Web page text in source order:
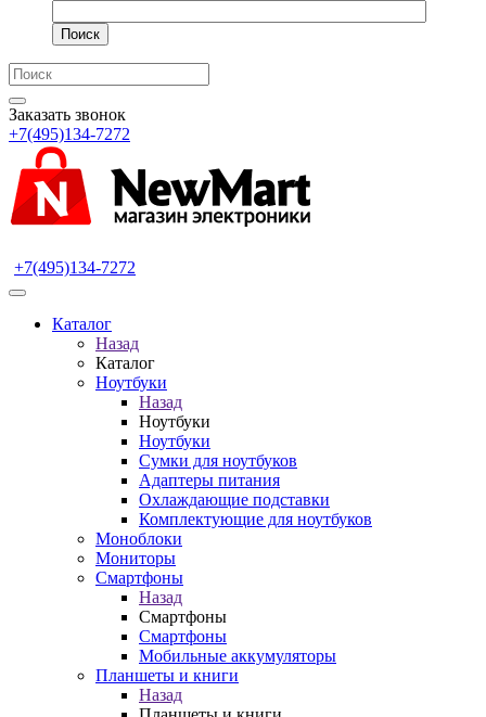
Поиск
Заказать звонок
+7(495)134-7272
+7(495)134-7272
Каталог
Назад
Каталог
Ноутбуки
Назад
Ноутбуки
Ноутбуки
Сумки для ноутбуков
Адаптеры питания
Охлаждающие подставки
Комплектующие для ноутбуков
Моноблоки
Мониторы
Смартфоны
Назад
Смартфоны
Смартфоны
Мобильные аккумуляторы
Планшеты и книги
Назад